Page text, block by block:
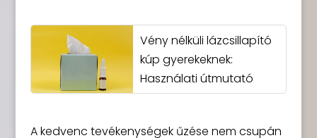
Vény nélküli lázcsillapító
kúp gyerekeknek:
Használati útmutató
A kedvenc tevékenységek űzése nem csupán